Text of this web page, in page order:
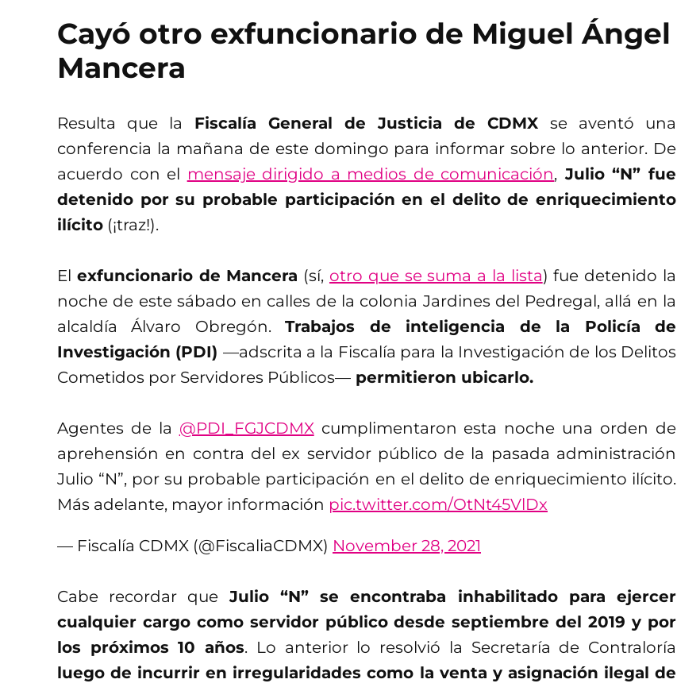
Cayó otro exfuncionario de Miguel Ángel
Mancera
Resulta que la Fiscalía General de Justicia de CDMX se aventó una
conferencia la mañana de este domingo para informar sobre lo anterior. De
acuerdo con el mensaje dirigido a medios de comunicación, Julio “N” fue
detenido por su probable participación en el delito de enriquecimiento
ilícito (¡traz!).
El exfuncionario de Mancera (sí, otro que se suma a la lista) fue detenido la
noche de este sábado en calles de la colonia Jardines del Pedregal, allá en la
alcaldía Álvaro Obregón.Trabajos de inteligencia de la Policía de
Investigación (PDI) —adscrita a la Fiscalía para la Investigación de los Delitos
Cometidos por Servidores Públicos— permitieron ubicarlo.
Agentes de la @PDI_FGJCDMXcumplimentaron esta noche una orden de
aprehensión en contra del ex servidor público de la pasada administración
Julio “N”, por su probable participación en el delito de enriquecimiento ilícito.
Más adelante, mayor información pic.twitter.com/OtNt45VlDx
— Fiscalía CDMX (@FiscaliaCDMX) November 28, 2021
Cabe recordar que Julio “N” se encontraba inhabilitado para ejercer
cualquier cargo como servidor público desde septiembre del 2019 y por
los próximos 10 años. Lo anterior lo resolvió la Secretaría de Contraloría
luego de incurrir en irregularidades como la venta y asignación ilegal de